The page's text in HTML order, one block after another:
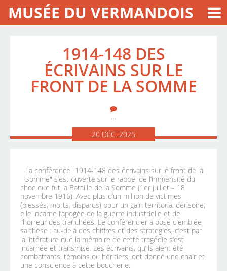
MUSÉE DU VERMANDOIS
1914-148 DES
ÉCRIVAINS SUR LE
FRONT DE LA SOMME
…
20 DÉC. 2025
La conférence "1914-148 des écrivains sur le front de la
Somme" s’est ouverte sur le rappel de l’immensité du
choc que fut la Bataille de la Somme (1er juillet – 18
novembre 1916). Avec plus d’un million de victimes
(blessés, morts, disparus) pour un gain territorial dérisoire,
elle incarne l’apogée de la guerre industrielle et de
l’horreur des tranchées. Le conférencier a posé d’emblée
sa thèse : au-delà des chiffres et des stratégies, c’est par
la littérature que la mémoire de cette tragédie s’est
incarnée et transmise. Les écrivains, qu’ils aient été
combattants, témoins ou héritiers, ont donné une chair et
une conscience à cette boucherie.